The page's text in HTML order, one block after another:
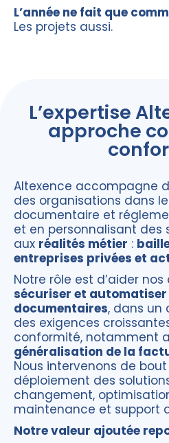
L’année ne fait que
Les projets aussi.
L’expertise
approche
Altexence accompagne
des organisations dans
documentaire et
et en personnalisant des
aux réalités métier :
entreprises privées et
Notre rôle est d’aider
sécuriser et
documentaires, dans un
des exigences
conformité, notamment
généralisation de la
Nous intervenons de
déploiement des
changement,
maintenance et support
Notre valeur ajoutée